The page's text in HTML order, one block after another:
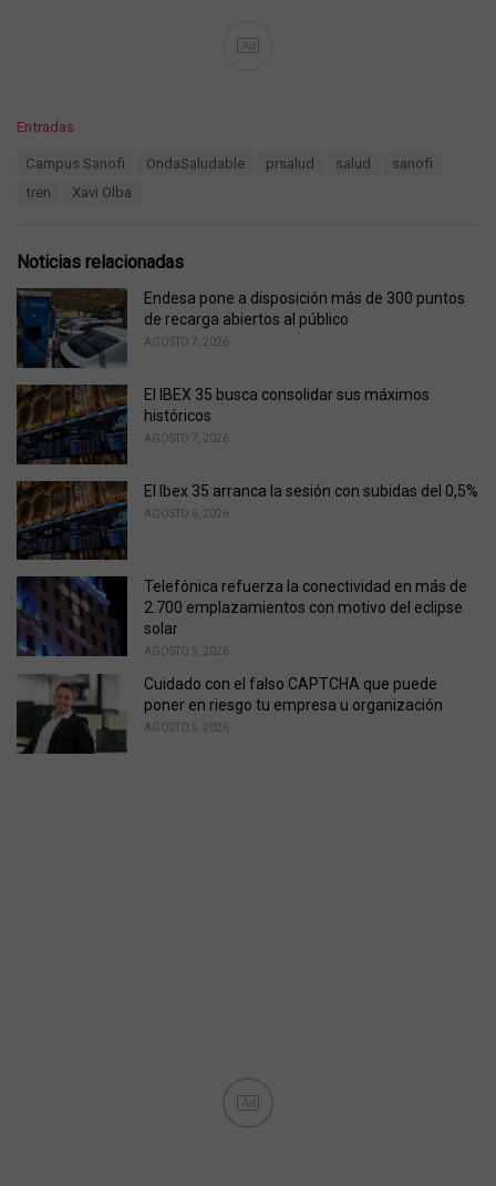
Ad
C
i
e
s
:
Entradas
Campus Sanofi OndaSaludable prsalud salud
sanofi
tren
Xavi Olba
Noticias relacionadas
Endesa pone a disposición más de 300 puntos
de recarga abiertos al público
AGOSTO 7, 2026
El IBEX 35 busca consolidar sus máximos
históricos
AGOSTO 7, 2026
El Ibex 35 arranca la sesión con subidas del 0,5%
AGOSTO 6, 2026
Telefónica refuerza la conectividad en más de
2.700 emplazamientos con motivo del eclipse
solar
AGOSTO 5, 2026
Cuidado con el falso CAPTCHA que puede
poner en riesgo tu empresa u organización
AGOSTO 5, 2026
Ad